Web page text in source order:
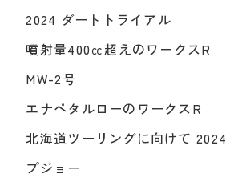
2024 ダートトライアル
噴射量400㏄超えのワークスR
MW-2号
エナペタルローのワークスR
北海道ツーリングに向けて 2024
プジョー